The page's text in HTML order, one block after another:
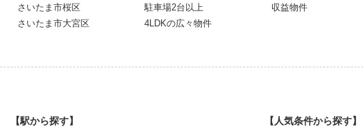
さいたま市桜区
さいたま市大宮区
駐車場2台以上
4LDKの広々物件
収益物件
【駅から探す】 【人気条件から探す】